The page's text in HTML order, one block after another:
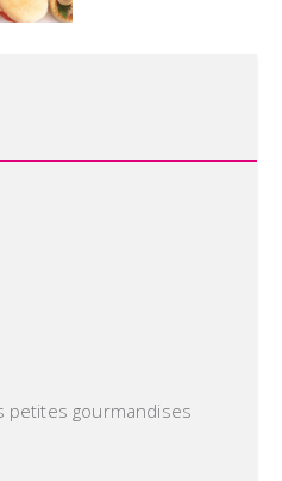
petites gourmandises